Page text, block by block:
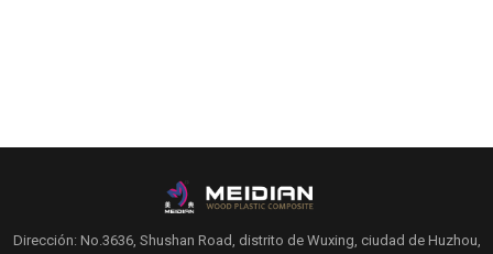
Dirección: No.3636, Shushan Road, distrito de Wuxing, ciudad de Huzhou,